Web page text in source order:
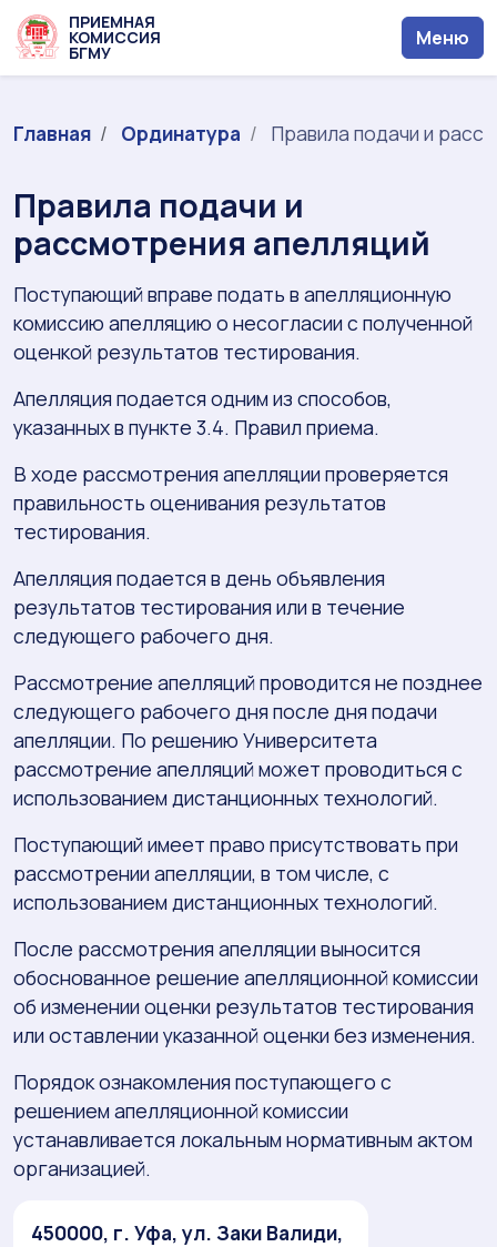
ПРИЕМНАЯ
КОМИССИЯ
БГМУ
Меню
Главная Ординатура Правила подачи и
Правила подачи и
рассмотрения апелляций
Поступающий вправе подать в апелляционную
комиссию апелляцию о несогласии с полученной
оценкой результатов тестирования.
Апелляция подается одним из способов,
указанных в пункте 3.4. Правил приема.
В ходе рассмотрения апелляции проверяется
правильность оценивания результатов
тестирования.
Апелляция подается в день объявления
результатов тестирования или в течение
следующего рабочего дня.
Рассмотрение апелляций проводится не позднее
следующего рабочего дня после дня подачи
апелляции. По решению Университета
рассмотрение апелляций может проводиться с
использованием дистанционных технологий.
Поступающий имеет право присутствовать при
рассмотрении апелляции, в том числе, с
использованием дистанционных технологий.
После рассмотрения апелляции выносится
обоснованное решение апелляционной комиссии
об изменении оценки результатов тестирования
или оставлении указанной оценки без изменения.
Порядок ознакомления поступающего с
решением апелляционной комиссии
устанавливается локальным нормативным актом
организацией.
450000, г. Уфа, ул. Заки Валиди,